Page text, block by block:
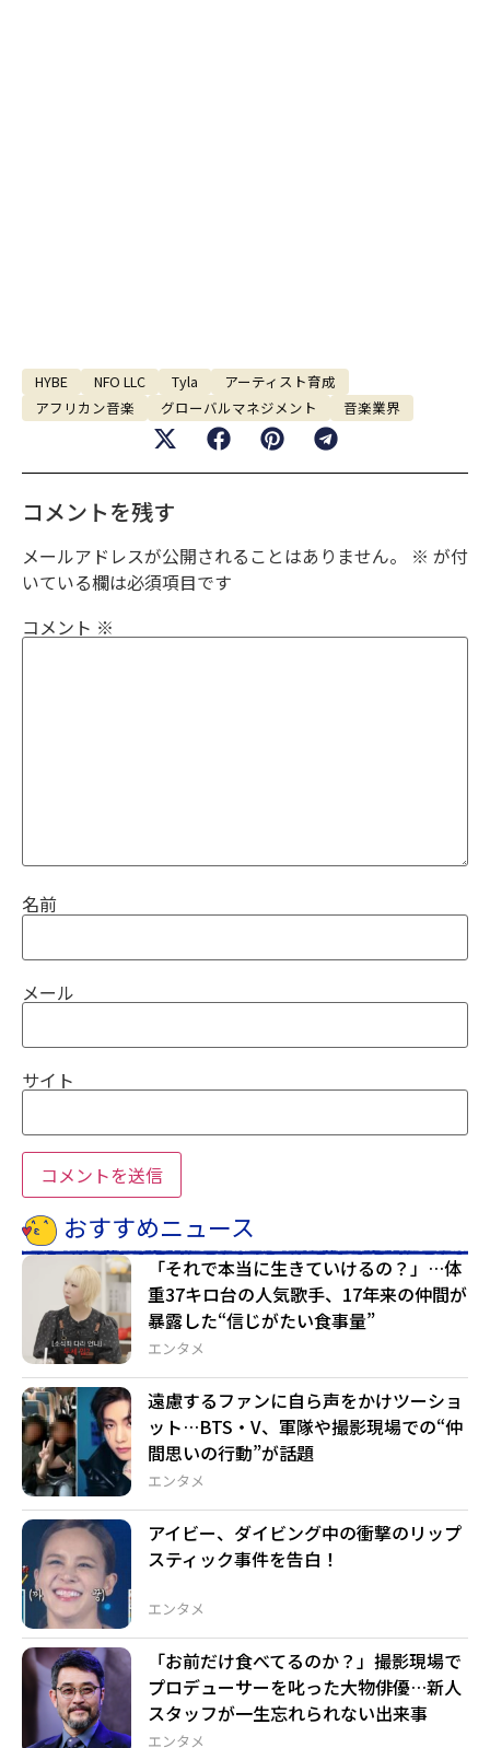
HYBE NFO LLC Tyla
アーティスト育成
アフリカン音楽
グローバルマネジメント 音楽業界
コメントを残す
メールアドレスが公開されることはありません。 ※ が付
いている欄は必須項目です
コメント ※
名前
メール
サイト
おすすめニュース
エンタメ
「それで本当に生きていけるの？」…体
重37キロ台の人気歌手、17年来の仲間が
暴露した“信じがたい食事量”
エンタメ
遠慮するファンに自ら声をかけツーショ
ット…BTS・V、軍隊や撮影現場での“仲
間思いの行動”が話題
エンタメ
アイビー、ダイビング中の衝撃のリップ
スティック事件を告白！
エンタメ
「お前だけ食べてるのか？」撮影現場で
プロデューサーを叱った大物俳優…新人
スタッフが一生忘れられない出来事